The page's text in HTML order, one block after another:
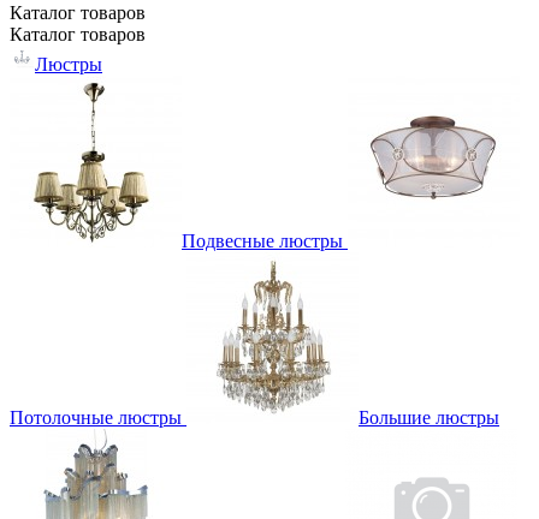
Каталог товаров
Каталог товаров
Люстры
Подвесные люстры
Потолочные люстры Большие люстры